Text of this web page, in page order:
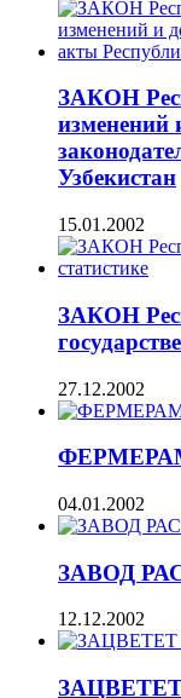
ЗАКОН
изменений
Узбекистан
15.01.2002
ЗАКОН
27.12.2002
04.01.2002
ЗАВОД
12.12.2002